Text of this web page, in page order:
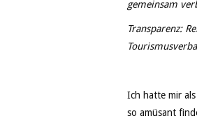
gemeinsam
Transparenz:
Ich hatte mir
so amüsant